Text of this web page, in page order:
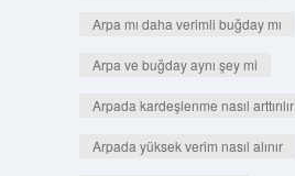
Arpa mı daha verimli buğday mı
Arpa ve buğday aynı şey mi
Arpada kardeşlenme nasıl arttırılır
Arpada yüksek verim nasıl alınır